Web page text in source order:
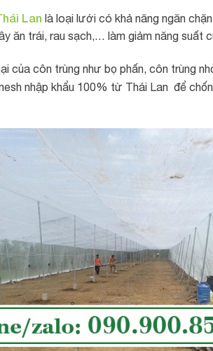
Lan là loại lưới có khả năng ngăn
ăn trái, rau sạch,… làm giảm năng suất
của côn trùng như bọ phấn, côn trùng
nhập khẩu 100% từ Thái Lan để